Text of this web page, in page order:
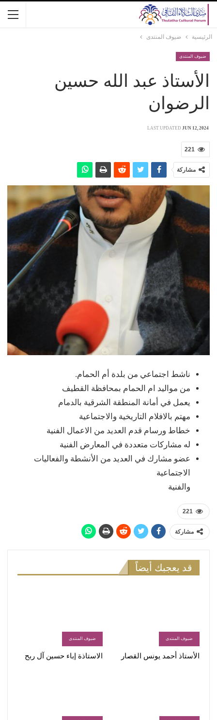
الرئيسية ضيوف المنتدى
ضيوف المنتدى
الأستاذ عبد الله حسين
الرضوان
LAST UPDATED JUN 12, 2024
221
مشاركة
ناشط اجتماعي من بلدة أم الحمام.
من مواليد ام الحمام بمحافظة القطيف
يعمل في أمانة المنطقة الشرقية بالدمام
مهتم بالافلام التاريخية والاجتماعية
خطاط ورسام قدم العديد من الاعمال الفنية
له مشاركات متعددة في المعارض الفنية
عضو مشارك في العديد من الأنشطة والفعاليات
الاجتماعية
والفنية
221
مشاركة
قد يعجبك أيضاً
ضيوف المنتدى
الأستاذ أحمد يونس القصار
ضيوف المنتدى
الاستاذة إباء حسين آل ربح